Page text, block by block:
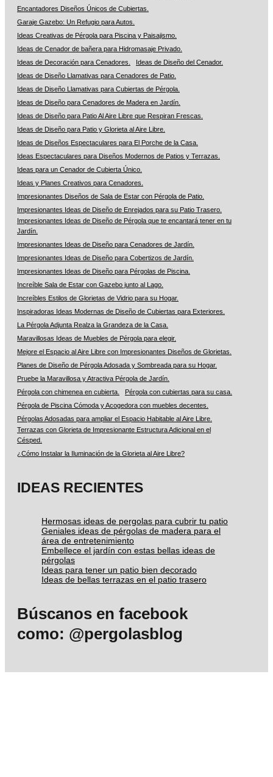
Encantadores Diseños Únicos de Cubiertas.
Garaje Gazebo: Un Refugio para Autos.
Ideas Creativas de Pérgola para Piscina y Paisajismo.
Ideas de Cenador de bañera para Hidromasaje Privado.
Ideas de Decoración para Cenadores.
Ideas de Diseño del Cenador.
Ideas de Diseño Llamativas para Cenadores de Patio.
Ideas de Diseño Llamativas para Cubiertas de Pérgola.
Ideas de Diseño para Cenadores de Madera en Jardín.
Ideas de Diseño para Patio Al Aire Libre que Respiran Frescas.
Ideas de Diseño para Patio y Glorieta al Aire Libre.
Ideas de Diseños Espectaculares para El Porche de la Casa.
Ideas Espectaculares para Diseños Modernos de Patios y Terrazas.
Ideas para un Cenador de Cubierta Único.
Ideas y Planes Creativos para Cenadores.
Impresionantes Diseños de Sala de Estar con Pérgola de Patio.
Impresionantes Ideas de Diseño de Enrejados para su Patio Trasero.
Impresionantes Ideas de Diseño de Pérgola que te encantará tener en tu
Jardín.
Impresionantes Ideas de Diseño para Cenadores de Jardín.
Impresionantes Ideas de Diseño para Cobertizos de Jardín.
Impresionantes Ideas de Diseño para Pérgolas de Piscina.
Increíble Sala de Estar con Gazebo junto al Lago.
Increíbles Estilos de Glorietas de Vidrio para su Hogar.
Inspiradoras Ideas Modernas de Diseño de Cubiertas para Exteriores.
La Pérgola Adjunta Realza la Grandeza de la Casa.
Maravillosas Ideas de Muebles de Pérgola para elegir.
Mejore el Espacio al Aire Libre con Impresionantes Diseños de Glorietas.
Planes de Diseño de Pérgola Adosada y Sombreada para su Hogar.
Pruebe la Maravillosa y Atractiva Pérgola de Jardín.
Pérgola con chimenea en cubierta.
Pérgola con cubiertas para su casa.
Pérgola de Piscina Cómoda y Acogedora con muebles decentes.
Pérgolas Adosadas para ampliar el Espacio Habitable al Aire Libre.
Terrazas con Glorieta de Impresionante Estructura Adicional en el
Césped.
¿Cómo Instalar la Iluminación de la Glorieta al Aire Libre?
IDEAS RECIENTES
Hermosas ideas de pergolas para cubrir tu patio
Geniales ideas de pérgolas de madera para el
área de entretenimiento
Embellece el jardín con estas bellas ideas de
pérgolas
Ideas para tener un patio bien decorado
Ideas de bellas terrazas en el patio trasero
Búscanos en facebook
como: @pergolasblog